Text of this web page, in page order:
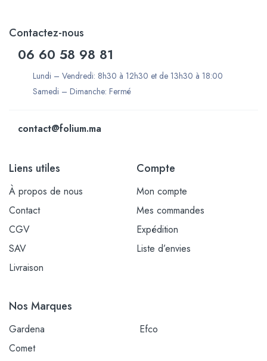
Contactez-nous
06 60 58 98 81
Lundi – Vendredi: 8h30 à 12h30 et de 13h30 à 18:00
Samedi – Dimanche: Fermé
contact@folium.ma
Liens utiles
À propos de nous
Contact
CGV
SAV
Livraison
Compte
Mon compte
Mes commandes
Expédition
Liste d’envies
Nos Marques
Gardena
Efco
Comet